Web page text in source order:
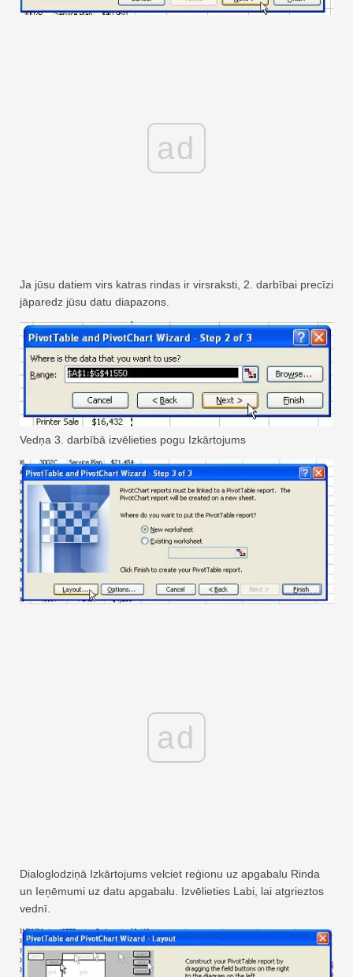
ad
Ja jūsu datiem virs katras rindas ir virsraksti, 2. darbībai precīzi
jāparedz jūsu datu diapazons.
Vedņa 3. darbībā izvēlieties pogu Izkārtojums
ad
Dialoglodziņā Izkārtojums velciet reģionu uz apgabalu Rinda
un Ieņēmumi uz datu apgabalu. Izvēlieties Labi, lai atgrieztos
vednī.